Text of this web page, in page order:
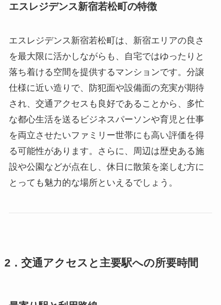
エスレジデンス新宿若松町の特徴
エスレジデンス新宿若松町は、新宿エリアの良さ
を最大限に活かしながらも、自宅ではゆったりと
落ち着ける空間を提供するマンションです。分譲
仕様に近い造りで、防犯面や設備面の充実が期待
され、交通アクセスも良好であることから、多忙
な都心生活を送るビジネスパーソンや育児と仕事
を両立させたいファミリー世帯にも高い評価を得
る可能性があります。さらに、周辺は歴史ある施
設や公園などが点在し、休日に散策を楽しむ方に
とっても魅力的な場所といえるでしょう。
2．交通アクセスと主要駅への所要時間